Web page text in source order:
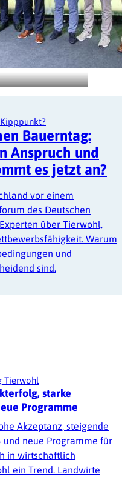
Bauerntag:
Anspruch und
es jetzt an?
vor einem
des Deutschen
über Tierwohl,
Warum
und
sind.
Tierwohl
starke
Programme
Akzeptanz, steigende
neue Programme für
in wirtschaftlich
ein Trend. Landwirte